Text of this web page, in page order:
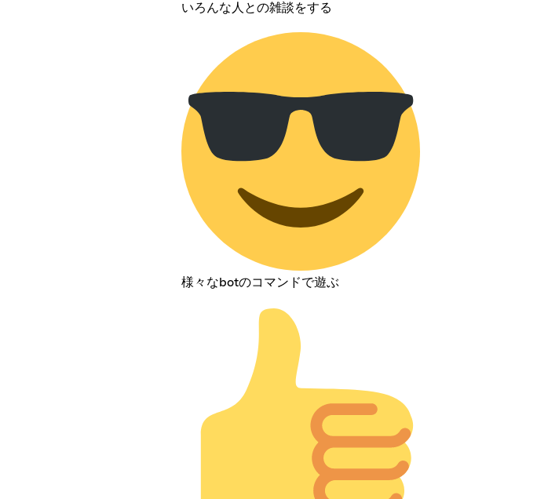
いろんな人との雑談をする
様々なbotのコマンドで遊ぶ